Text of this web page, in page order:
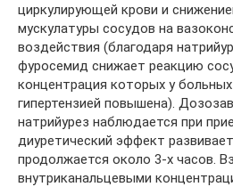
циркулирующей крови и
мускулатуры сосудов на
воздействия (благодаря
фуросемид снижает реакцию
концентрация которых у больных
гипертензией повышена).
натрийурез наблюдается при
диуретический эффект
продолжается около 3-х часов.
внутриканальцевыми